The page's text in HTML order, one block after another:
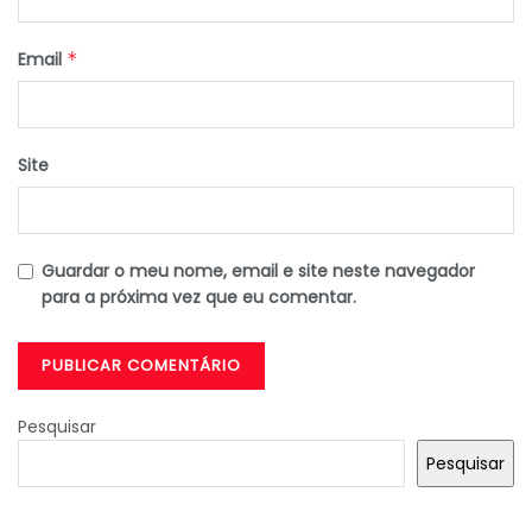
Email *
Site
Guardar o meu nome, email e site neste navegador
para a próxima vez que eu comentar.
Pesquisar
Pesquisar